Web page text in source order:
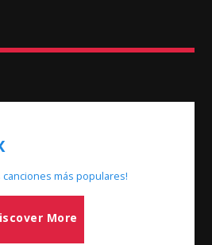
canciones más populares!
More